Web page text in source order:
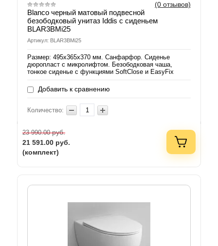
(0 отзывов)
Blanco черный матовый подвесной
безободковый унитаз Iddis с сиденьем
BLAR3BMi25
Артикул: BLAR3BMi25
Размер: 495х365х370 мм. Санфарфор. Сиденье
дюропласт с микролифтом. Безободковая чаша,
тонкое сиденье с функциями SoftClose и EasyFix
Добавить к сравнению
Количество:
23 990.00руб.
21 591.00 руб.
(комплект)